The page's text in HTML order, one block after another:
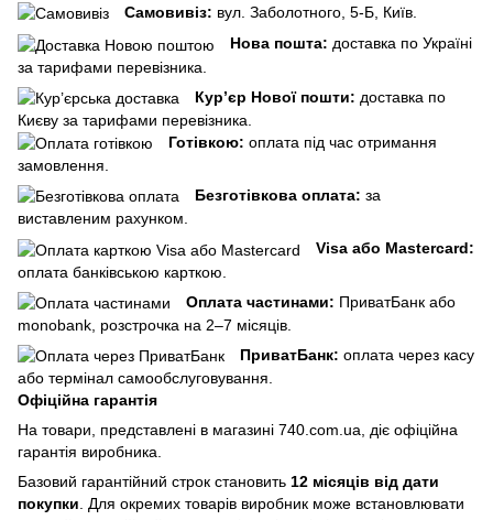
Самовивіз: вул. Заболотного, 5-Б, Київ.
Нова пошта: доставка по Україні
за тарифами перевізника.
Кур’єр Нової пошти: доставка по
Києву за тарифами перевізника.
Готівкою: оплата під час отримання
замовлення.
Безготівкова оплата: за
виставленим рахунком.
Visa або Mastercard:
оплата банківською карткою.
Оплата частинами: ПриватБанк або
monobank, розстрочка на 2–7 місяців.
ПриватБанк: оплата через касу
або термінал самообслуговування.
Офіційна гарантія
На товари, представлені в магазині 740.com.ua, діє офіційна
гарантія виробника.
Базовий гарантійний строк становить 12 місяців від дати
покупки. Для окремих товарів виробник може встановлювати